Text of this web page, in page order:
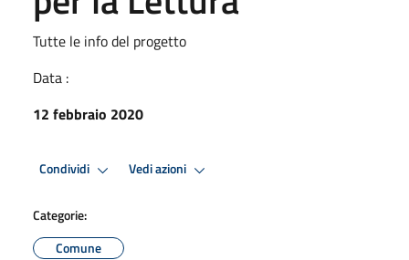
Tutte le info del progetto
Data :
12 febbraio 2020
Condividi Vedi azioni
Categorie:
Comune